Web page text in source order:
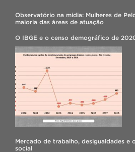
Observatório na mídia: Mulheres de
maioria das áreas de atuação
O IBGE e o censo demográfico de
Mercado de trabalho, desigualdades e
social